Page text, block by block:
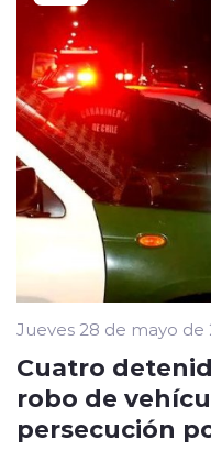
Jueves 28 de mayo de
Cuatro
robo de
persecución